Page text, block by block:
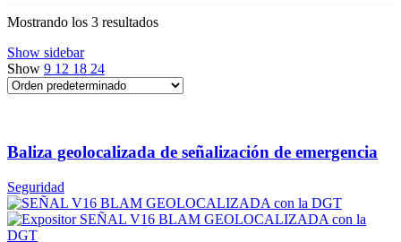
Mostrando los 3 resultados
Show sidebar
Show 9 12 18 24
Baliza geolocalizada de señalización de emergencia
Seguridad